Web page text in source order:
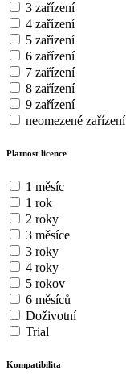
3 zařízení
4 zařízení
5 zařízení
6 zařízení
7 zařízení
8 zařízení
9 zařízení
neomezené zařízení
Platnost licence
1 měsíc
1 rok
2 roky
3 měsíce
3 roky
4 roky
5 rokov
6 měsíců
Doživotní
Trial
Kompatibilita